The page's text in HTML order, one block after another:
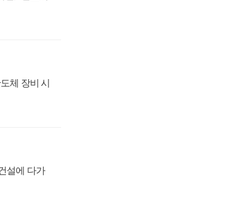
체 장비 시
설에 다가